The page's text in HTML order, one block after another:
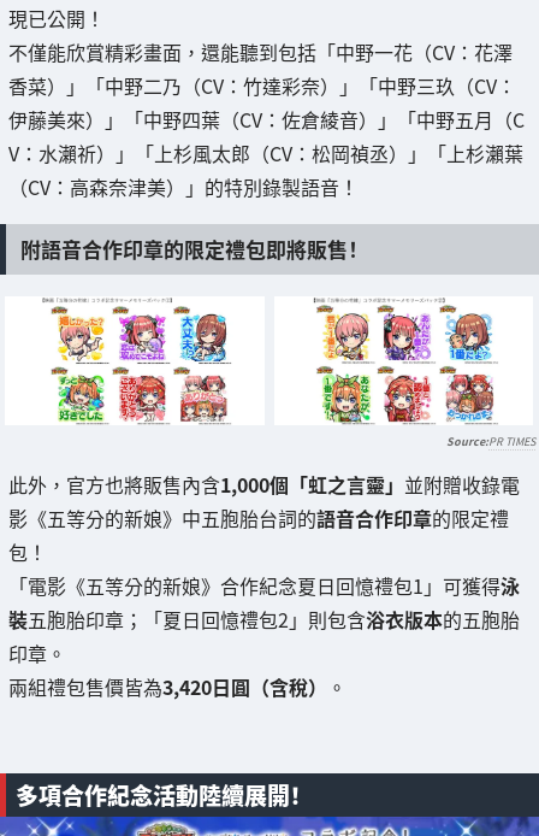
現已公開！
不僅能欣賞精彩畫面，還能聽到包括「中野一花（CV：花澤
香菜）」「中野二乃（CV：竹達彩奈）」「中野三玖（CV：
伊藤美來）」「中野四葉（CV：佐倉綾音）」「中野五月（C
V：水瀨祈）」「上杉風太郎（CV：松岡禎丞）」「上杉瀨葉
（CV：高森奈津美）」的特別錄製語音！
附語音合作印章的限定禮包即將販售！
PR TIMES
此外，官方也將販售內含1,000個「虹之言靈」 並附贈收錄電
影《五等分的新娘》中五胞胎台詞的語音合作印章的限定禮
包！
「電影《五等分的新娘》合作紀念夏日回憶禮包1」可獲得泳
裝五胞胎印章；「夏日回憶禮包2」則包含浴衣版本的五胞胎
印章。
兩組禮包售價皆為3,420日圓（含稅） 。
多項合作紀念活動陸續展開！